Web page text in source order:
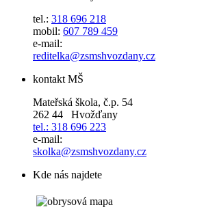
tel.: 318 696 218
mobil: 607 789 459
e-mail:
reditelka@zsmshvozdany.cz
kontakt MŠ
Mateřská škola, č.p. 54
262 44 Hvožďany
tel.: 318 696 223
e-mail:
skolka@zsmshvozdany.cz
Kde nás najdete